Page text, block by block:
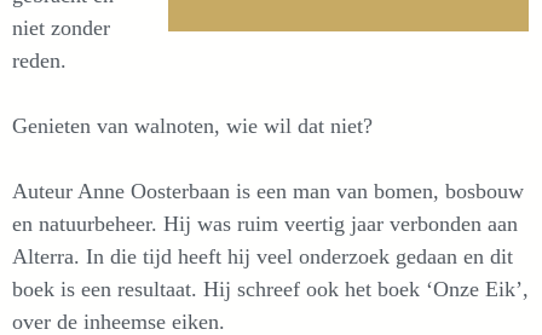
niet zonder
reden.
Genieten van walnoten, wie wil dat niet?
Auteur Anne Oosterbaan is een man van bomen, bosbouw
en natuurbeheer. Hij was ruim veertig jaar verbonden aan
Alterra. In die tijd heeft hij veel onderzoek gedaan en dit
boek is een resultaat. Hij schreef ook het boek ‘Onze Eik’,
over de inheemse eiken.